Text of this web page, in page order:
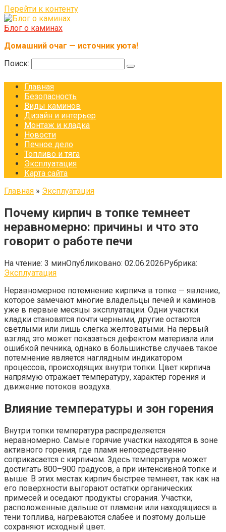
Перейти к контенту
Блог о каминах
Домашний очаг — источник уюта!
Поиск:
Главная
Безопасность
Виды каминов
Дизайн и интерьер
Монтаж и кладка
Новости
Печное дело
Топливо и тяга
Эксплуатация
Карта сайта
Главная » Эксплуатация
Почему кирпич в топке темнеет
неравномерно: причины и что это
говорит о работе печи
На чтение: 3 минОпубликовано: 02.06.2026Рубрика:
Эксплуатация
Неравномерное потемнение кирпича в топке — явление,
которое замечают многие владельцы печей и каминов
уже в первые месяцы эксплуатации. Одни участки
кладки становятся почти черными, другие остаются
светлыми или лишь слегка желтоватыми. На первый
взгляд это может показаться дефектом материала или
ошибкой печника, однако в большинстве случаев такое
потемнение является наглядным индикатором
процессов, происходящих внутри топки. Цвет кирпича
напрямую отражает температуру, характер горения и
движение потоков воздуха.
Влияние температуры и зон горения
Внутри топки температура распределяется
неравномерно. Самые горячие участки находятся в зоне
активного горения, где пламя непосредственно
соприкасается с кирпичом. Здесь температура может
достигать 800–900 градусов, а при интенсивной топке и
выше. В этих местах кирпич быстрее темнеет, так как на
его поверхности выгорают остатки органических
примесей и оседают продукты сгорания. Участки,
расположенные дальше от пламени или находящиеся в
тени топлива, нагреваются слабее и поэтому дольше
сохраняют исходный цвет.